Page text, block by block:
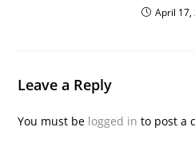
April 17,
Leave a Reply
You must be logged in to post a